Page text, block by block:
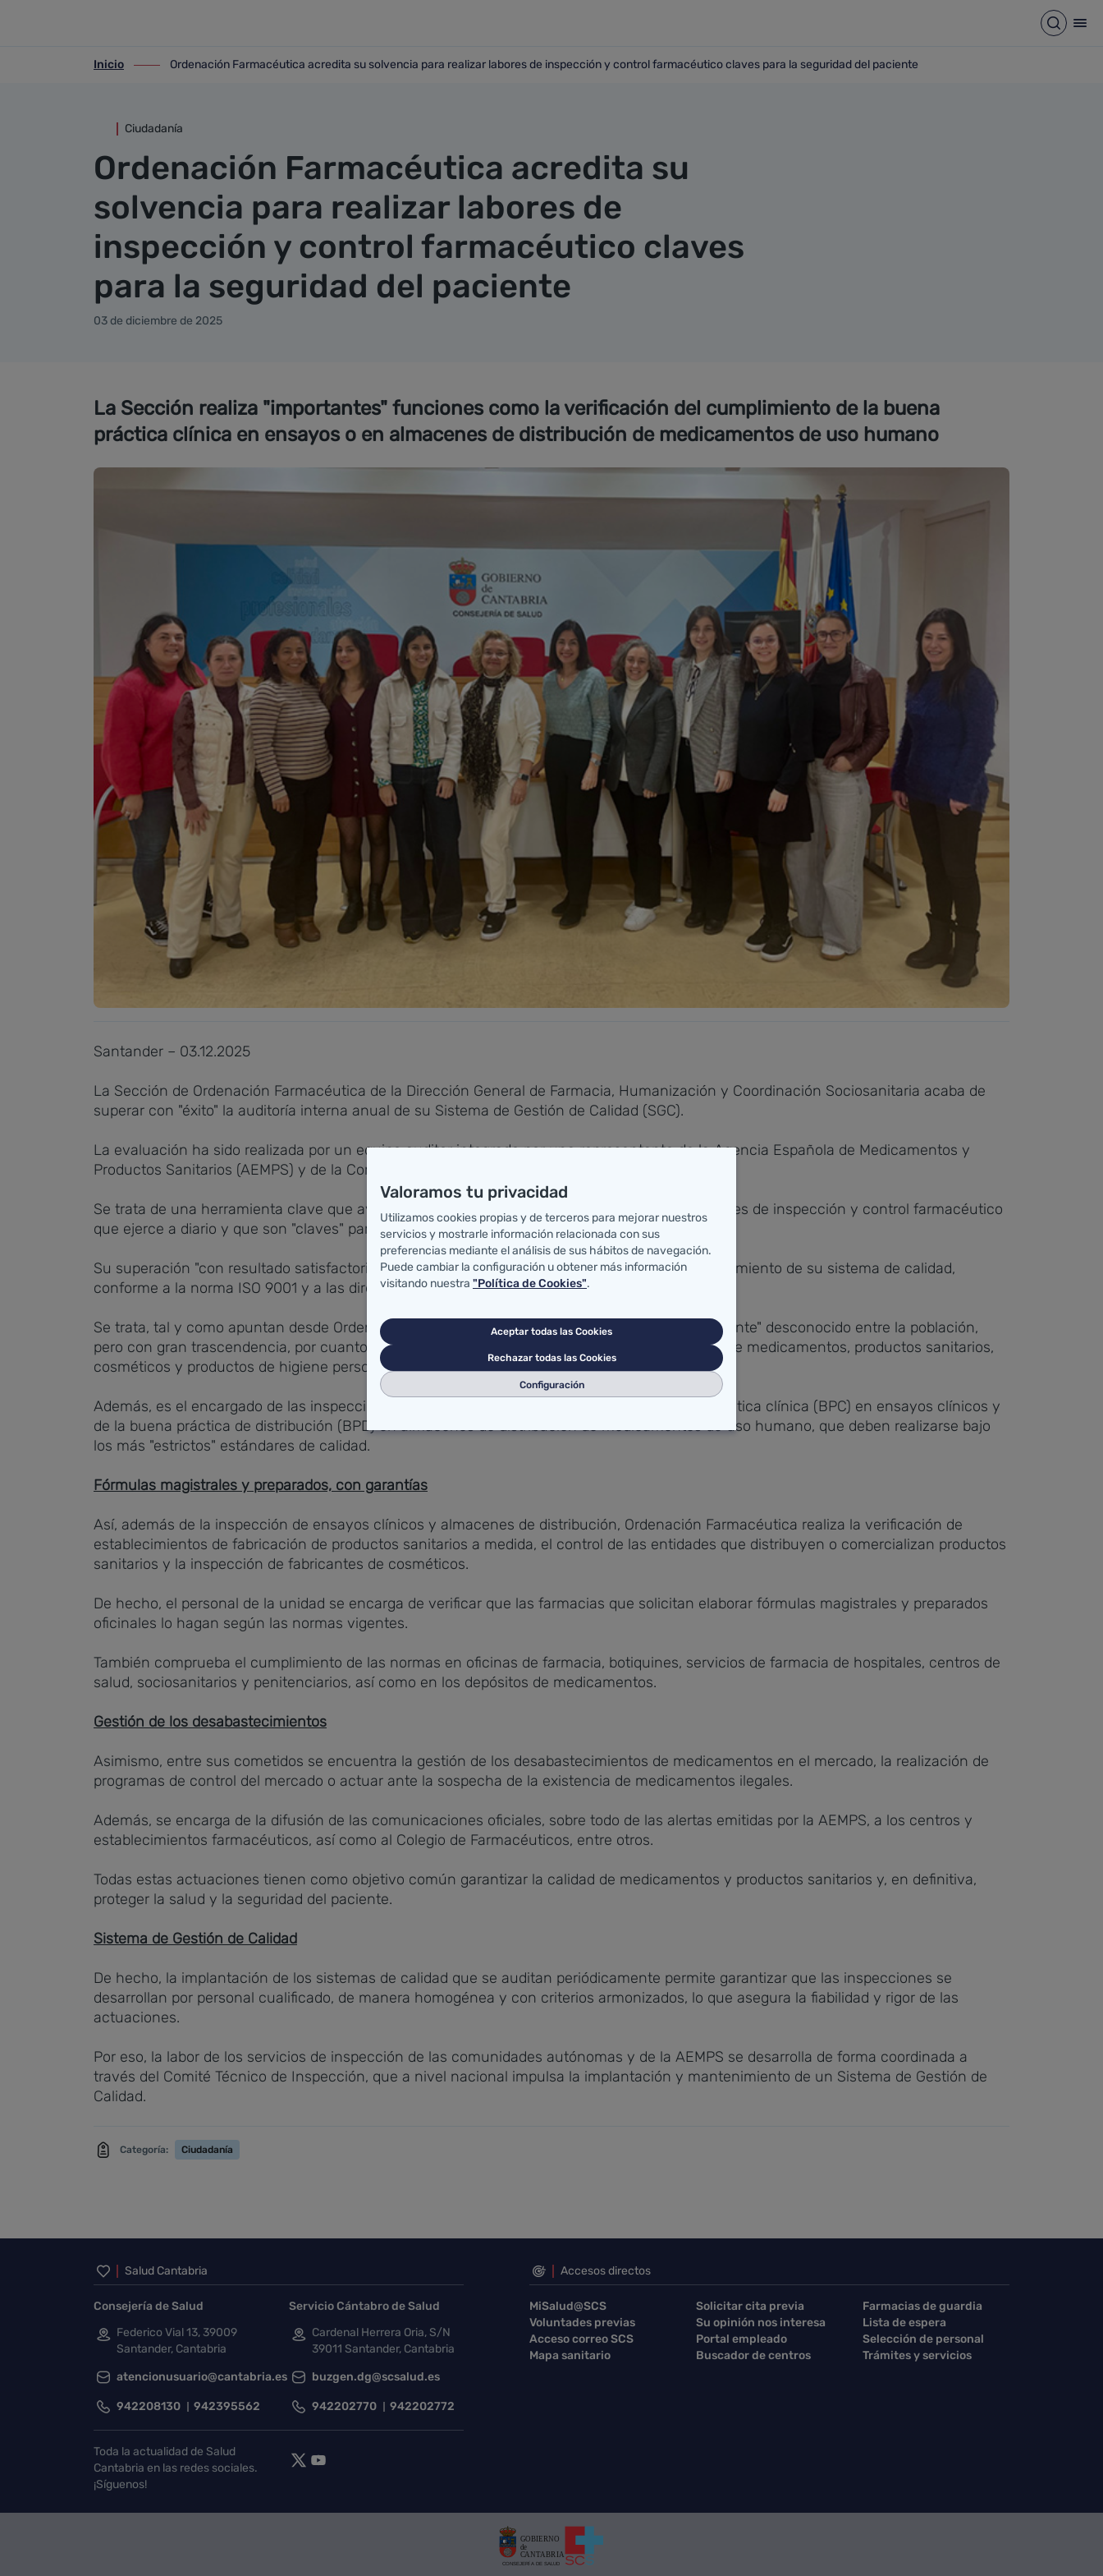
Abrir
ir-a inicio
Inicio
ir-a Ordenación Farmacéutica acredita su solvencia para realizar labores de inspección y control farmacéutico claves para la seguridad del paciente
Ordenación Farmacéutica acredita su solvencia para realizar labores de inspección y control farmacéutico claves para la seguridad del paciente
Ciudadanía
Ordenación Farmacéutica acredita su
solvencia para realizar labores de
inspección y control farmacéutico claves
para la seguridad del paciente
03 de diciembre de 2025
La Sección realiza "importantes" funciones como la verificación del cumplimiento de la buena
práctica clínica en ensayos o en almacenes de distribución de medicamentos de uso humano
Santander – 03.12.2025
La Sección de Ordenación Farmacéutica de la Dirección General de Farmacia, Humanización y Coordinación Sociosanitaria acaba de
superar con "éxito" la auditoría interna anual de su Sistema de Gestión de Calidad (SGC).
La evaluación ha sido realizada por un equipo auditor integrado por una representante de la Agencia Española de Medicamentos y
Productos Sanitarios (AEMPS) y de la Comunidad Autónoma de Illes Balears.
Se trata de una herramienta clave que avala su solvencia para realizar con "garantías" las labores de inspección y control farmacéutico
que ejerce a diario y que son "claves" para garantizar seguridad del paciente.
Su superación "con resultado satisfactorio" refrenda el compromiso de la unidad con el mantenimiento de su sistema de calidad,
conforme a la norma ISO 9001 y a las directrices de la ISO 19011.
Se trata, tal y como apuntan desde Ordenación Farmacéutica, de un departamento "prácticamente" desconocido entre la población,
pero con gran trascendencia, por cuanto, entre sus funciones, está la de inspección y control de medicamentos, productos sanitarios,
cosméticos y productos de higiene personal.
Además, es el encargado de las inspecciones de verificación del cumplimiento de la buena práctica clínica (BPC) en ensayos clínicos y
de la buena práctica de distribución (BPD) en almacenes de distribución de medicamentos de uso humano, que deben realizarse bajo
los más "estrictos" estándares de calidad.
Fórmulas magistrales y preparados, con garantías
Así, además de la inspección de ensayos clínicos y almacenes de distribución, Ordenación Farmacéutica realiza la verificación de
establecimientos de fabricación de productos sanitarios a medida, el control de las entidades que distribuyen o comercializan productos
sanitarios y la inspección de fabricantes de cosméticos.
De hecho, el personal de la unidad se encarga de verificar que las farmacias que solicitan elaborar fórmulas magistrales y preparados
oficinales lo hagan según las normas vigentes.
También comprueba el cumplimiento de las normas en oficinas de farmacia, botiquines, servicios de farmacia de hospitales, centros de
salud, sociosanitarios y penitenciarios, así como en los depósitos de medicamentos.
Gestión de los desabastecimientos
Asimismo, entre sus cometidos se encuentra la gestión de los desabastecimientos de medicamentos en el mercado, la realización de
programas de control del mercado o actuar ante la sospecha de la existencia de medicamentos ilegales.
Además, se encarga de la difusión de las comunicaciones oficiales, sobre todo de las alertas emitidas por la AEMPS, a los centros y
establecimientos farmacéuticos, así como al Colegio de Farmacéuticos, entre otros.
Todas estas actuaciones tienen como objetivo común garantizar la calidad de medicamentos y productos sanitarios y, en definitiva,
proteger la salud y la seguridad del paciente.
Sistema de Gestión de Calidad
De hecho, la implantación de los sistemas de calidad que se auditan periódicamente permite garantizar que las inspecciones se
desarrollan por personal cualificado, de manera homogénea y con criterios armonizados, lo que asegura la fiabilidad y rigor de las
actuaciones.
Por eso, la labor de los servicios de inspección de las comunidades autónomas y de la AEMPS se desarrolla de forma coordinada a
través del Comité Técnico de Inspección, que a nivel nacional impulsa la implantación y mantenimiento de un Sistema de Gestión de
Calidad.
Categoría: Ciudadanía
Inicio del pie de página
Salud Cantabria
Consejería de Salud
Federico Vial 13, 39009
Santander, Cantabria
atencionusuario@cantabria.es
942208130 942395562
Servicio Cántabro de Salud
Cardenal Herrera Oria, S/N
39011 Santander, Cantabria
buzgen.dg@scsalud.es
942202770 942202772
Toda la actualidad de Salud
Cantabria en las redes sociales.
¡Síguenos!
Accesos directos
MiSalud@SCS Solicitar cita previa
Farmacias de guardia
Voluntades previas
Su opinión nos interesa
Lista de espera
Acceso correo SCS
Portal empleado
Selección de personal
Mapa sanitario
Buscador de centros Trámites y servicios
Valoramos tu privacidad
Utilizamos cookies propias y de terceros para mejorar nuestros
servicios y mostrarle información relacionada con sus
preferencias mediante el análisis de sus hábitos de navegación.
Puede cambiar la configuración u obtener más información
visitando nuestra "Política de Cookies".
Aceptar todas las Cookies
Rechazar todas las Cookies
Configuración